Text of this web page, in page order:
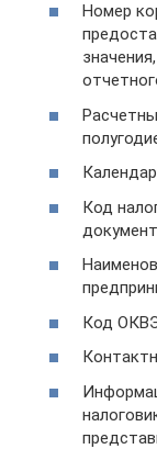
Номер
Код
Код